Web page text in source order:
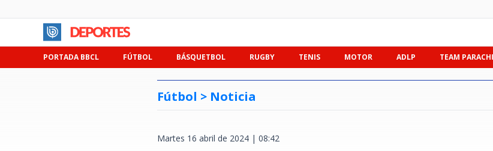
PORTADA BBCL FÚTBOL BÁSQUETBOL RUGBY TENIS MOTOR ADLP TEAM
Fútbol > Noticia
Martes 16 abril de 2024 | 08:42